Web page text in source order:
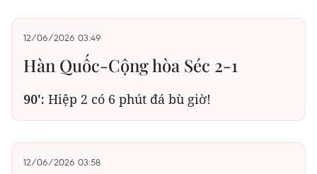
12/06/2026 03:49
Hàn Quốc-Cộng hòa Séc 2-1
90': Hiệp 2 có 6 phút đá bù giờ!
12/06/2026 03:58